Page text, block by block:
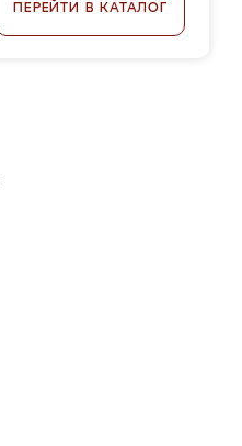
ПЕРЕЙТИ В КАТАЛОГ